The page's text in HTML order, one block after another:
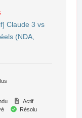
Claude 3 vs
(NDA,
Actif
Résolu